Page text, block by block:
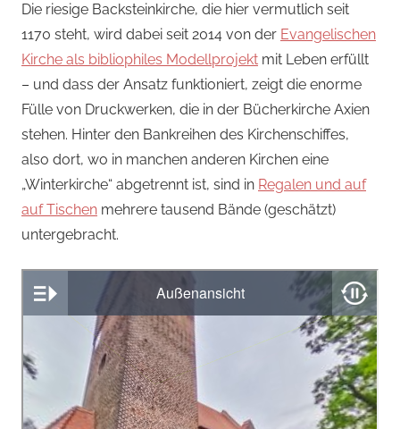
Die riesige Backsteinkirche, die hier vermutlich seit
1170 steht, wird dabei seit 2014 von der Evangelischen
Kirche als bibliophiles Modellprojekt mit Leben erfüllt
– und dass der Ansatz funktioniert, zeigt die enorme
Fülle von Druckwerken, die in der Bücherkirche Axien
stehen. Hinter den Bankreihen des Kirchenschiffes,
also dort, wo in manchen anderen Kirchen eine
„Winterkirche“ abgetrennt ist, sind in Regalen und auf
auf Tischen mehrere tausend Bände (geschätzt)
untergebracht.